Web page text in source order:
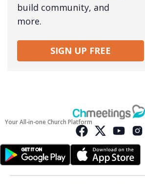
build community, and
more.
SIGN UP FREE
Your All-in-one Church Platform